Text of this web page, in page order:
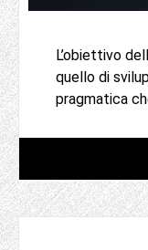
L’obiettivo
quello di
pragmatica